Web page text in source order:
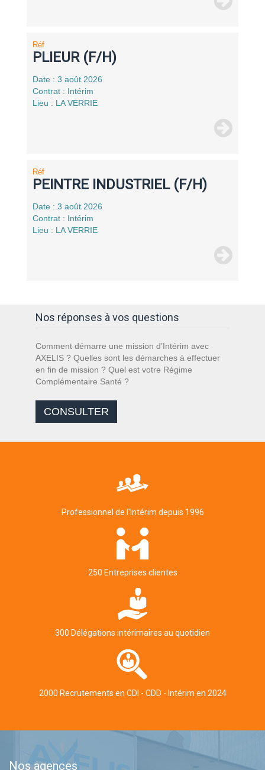
Réf
PLIEUR (F/H)
Date : 3 août 2026
Contrat : Intérim
Lieu : LA VERRIE
Réf
PEINTRE INDUSTRIEL (F/H)
Date : 3 août 2026
Contrat : Intérim
Lieu : LA VERRIE
Nos réponses à vos questions
Comment démarre une mission d’Intérim avec
AXELIS ? Quelles sont les démarches à effectuer
en fin de mission ? Quel est votre Régime
Complémentaire Santé ?
CONSULTER
Professionnel de l'Intérim depuis 1996
250 Entreprises clientes
300 Délégations intérimaires au quotidien
2000 Recrutements en CDI - CDD - Intérim en 2024
Nos agences